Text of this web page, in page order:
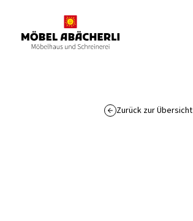
Zurück zur Übersicht